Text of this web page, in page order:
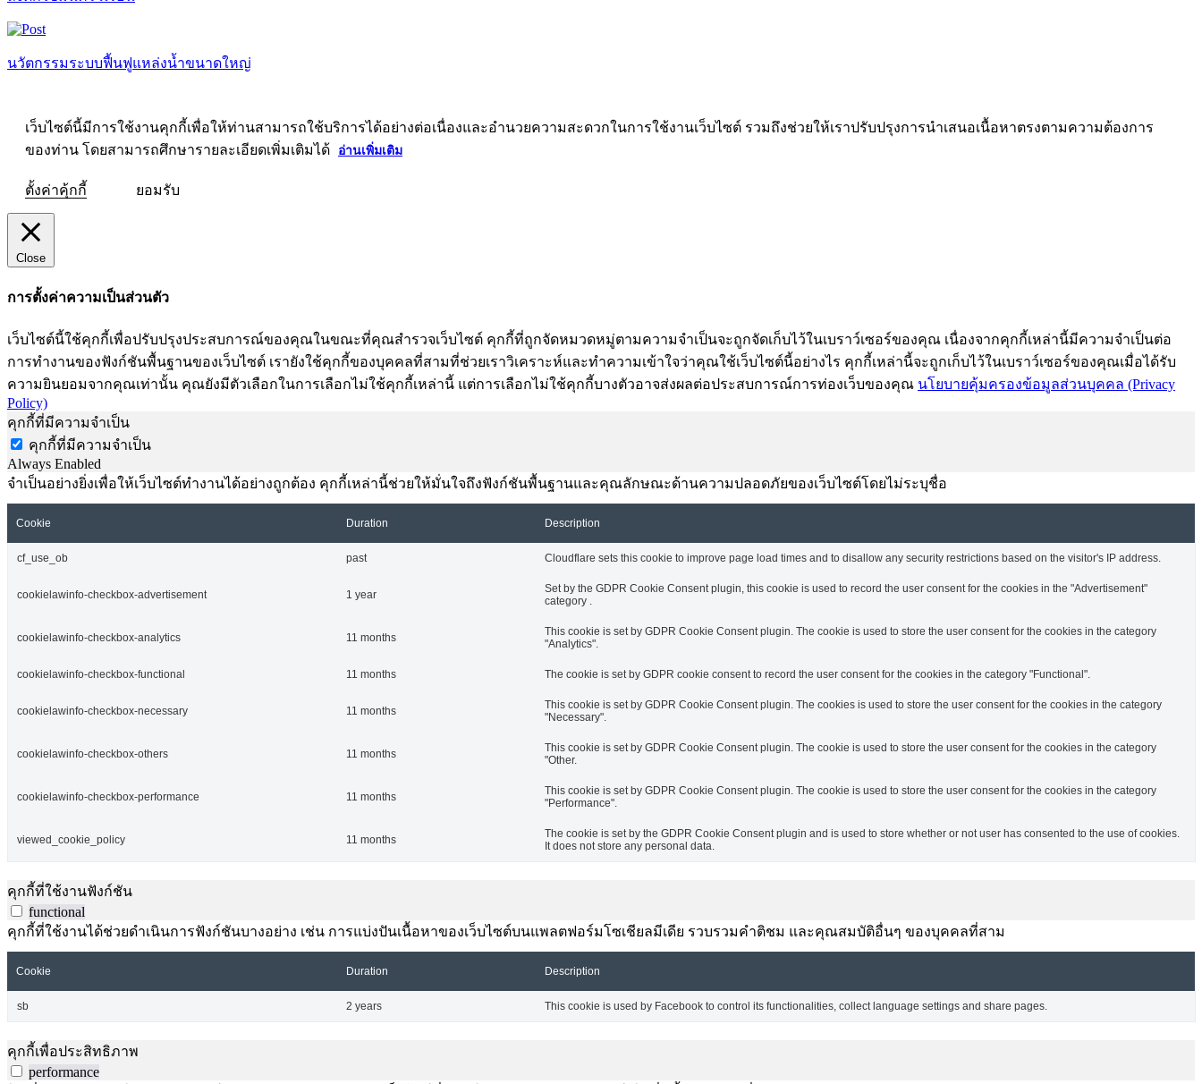
นวัตกรรมระบบฟื้นฟูแหล่งน้ำขนาดใหญ่
เว็บไซต์นี้มีการใช้งานคุกกี้เพื่อให้ท่านสามารถใช้บริการได้อย่างต่อเนื่องและอำนวยความสะดวกในการใช้งานเว็บไซต์ รวมถึงช่วยให้เราปรับปรุงการนำเสนอเนื้อหาตรงตามความต้องการ
ของท่าน โดยสามารถศึกษารายละเอียดเพิ่มเติมได้
อ่านเพิ่มเติม
ตั้งค่าคุ้กกี้ ยอมรับ
Close
การตั้งค่าความเป็นส่วนตัว
เว็บไซต์นี้ใช้คุกกี้เพื่อปรับปรุงประสบการณ์ของคุณในขณะที่คุณสำรวจเว็บไซต์ คุกกี้ที่ถูกจัดหมวดหมู่ตามความจำเป็นจะถูกจัดเก็บไว้ในเบราว์เซอร์ของคุณ เนื่องจากคุกกี้เหล่านี้มีความจำเป็นต่อ
การทำงานของฟังก์ชันพื้นฐานของเว็บไซต์ เรายังใช้คุกกี้ของบุคคลที่สามที่ช่วยเราวิเคราะห์และทำความเข้าใจว่าคุณใช้เว็บไซต์นี้อย่างไร คุกกี้เหล่านี้จะถูกเก็บไว้ในเบราว์เซอร์ของคุณเมื่อได้รับ
ความยินยอมจากคุณเท่านั้น คุณยังมีตัวเลือกในการเลือกไม่ใช้คุกกี้เหล่านี้ แต่การเลือกไม่ใช้คุกกี้บางตัวอาจส่งผลต่อประสบการณ์การท่องเว็บของคุณ นโยบายคุ้มครองข้อมูลส่วนบุคคล (Privacy
Policy)
คุกกี้ที่มีความจำเป็น
คุกกี้ที่มีความจำเป็น
Always Enabled
จำเป็นอย่างยิ่งเพื่อให้เว็บไซต์ทำงานได้อย่างถูกต้อง คุกกี้เหล่านี้ช่วยให้มั่นใจถึงฟังก์ชันพื้นฐานและคุณลักษณะด้านความปลอดภัยของเว็บไซต์โดยไม่ระบุชื่อ
Cookie Duration Description
cf_use_ob past Cloudflare sets this cookie to improve page load times and to disallow any security restrictions based on the visitor's IP address.
cookielawinfo-checkbox-advertisement 1 year
Set by the GDPR Cookie Consent plugin, this cookie is used to record the user consent for the cookies in the "Advertisement"
category .
cookielawinfo-checkbox-analytics 11 months
This cookie is set by GDPR Cookie Consent plugin. The cookie is used to store the user consent for the cookies in the category
"Analytics".
cookielawinfo-checkbox-functional 11 months The cookie is set by GDPR cookie consent to record the user consent for the cookies in the category "Functional".
cookielawinfo-checkbox-necessary 11 months
This cookie is set by GDPR Cookie Consent plugin. The cookies is used to store the user consent for the cookies in the category
"Necessary".
cookielawinfo-checkbox-others 11 months
This cookie is set by GDPR Cookie Consent plugin. The cookie is used to store the user consent for the cookies in the category
"Other.
cookielawinfo-checkbox-performance 11 months
This cookie is set by GDPR Cookie Consent plugin. The cookie is used to store the user consent for the cookies in the category
"Performance".
viewed_cookie_policy 11 months
The cookie is set by the GDPR Cookie Consent plugin and is used to store whether or not user has consented to the use of cookies.
It does not store any personal data.
คุกกี้ที่ใช้งานฟังก์ชัน
functional
คุกกี้ที่ใช้งานได้ช่วยดำเนินการฟังก์ชันบางอย่าง เช่น การแบ่งปันเนื้อหาของเว็บไซต์บนแพลตฟอร์มโซเชียลมีเดีย รวบรวมคำติชม และคุณสมบัติอื่นๆ ของบุคคลที่สาม
Cookie Duration Description
sb 2 years This cookie is used by Facebook to control its functionalities, collect language settings and share pages.
คุกกี้เพื่อประสิทธิภาพ
performance